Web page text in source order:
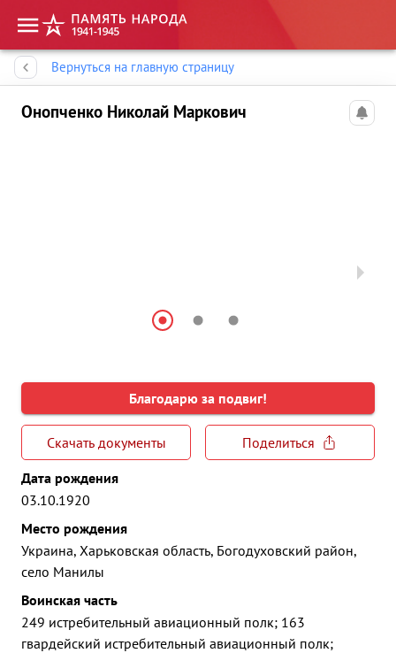
Вернуться на главную страницу
Онопченко Николай Маркович
Благодарю за подвиг!
Скачать документы
Поделиться
Дата рождения
03.10.1920
Место рождения
Украина, Харьковская область, Богодуховский район,
село Манилы
Воинская часть
249 истребительный авиационный полк; 163
гвардейский истребительный авиационный полк;
Память народа